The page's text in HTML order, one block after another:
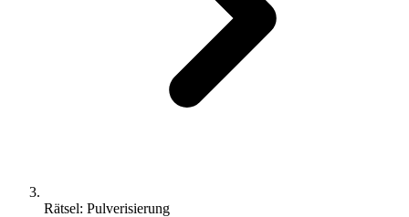
Rätsel: Pulverisierung